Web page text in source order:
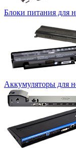
Блоки питания для
Аккумуляторы для